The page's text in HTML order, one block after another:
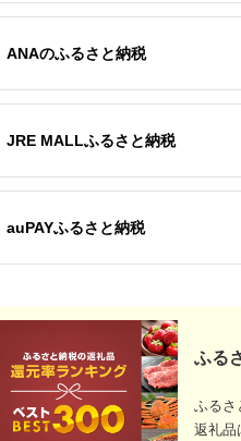
ョイ
ス
事券
東京スカイツリー ラ
スカイツリー 入場券
ペア チケット 食事券
レストラン 東京キュ
イジーヌ フランス料
理 東京 墨田区
75,000円
お花
ANAのふるさと納税
JRE MALLふるさと納税
auPAYふるさと納税
ふる
ふるさ
返礼品